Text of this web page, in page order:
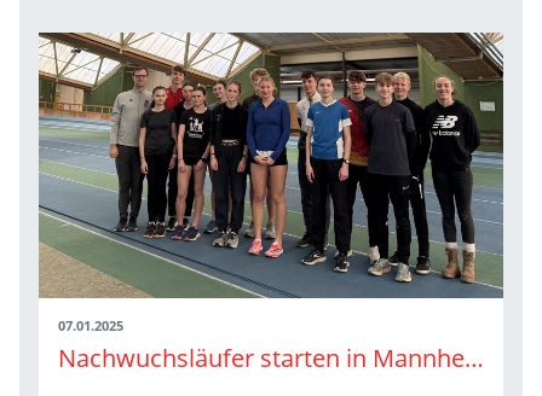
07.01.2025
Nachwuchsläufer starten in Mannheim ins Jahr 2025